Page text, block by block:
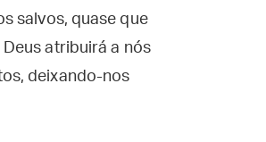
salvos, quase que
atribuirá a nós
deixando-nos